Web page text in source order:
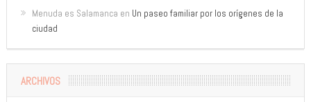
Menuda es Salamanca en Un paseo familiar por los orígenes de la
ciudad
ARCHIVOS